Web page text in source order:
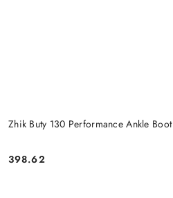
Zhik Buty 130 Performance Ankle Boot
Cena:
398.62